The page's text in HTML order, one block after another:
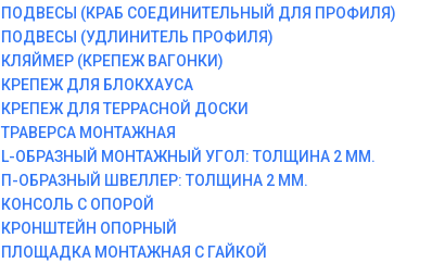
ПОДВЕСЫ (КРАБ СОЕДИНИТЕЛЬНЫЙ ДЛЯ ПРОФИЛЯ)
ПОДВЕСЫ (УДЛИНИТЕЛЬ ПРОФИЛЯ)
КЛЯЙМЕР (КРЕПЕЖ ВАГОНКИ)
КРЕПЕЖ ДЛЯ БЛОКХАУСА
КРЕПЕЖ ДЛЯ ТЕРРАСНОЙ ДОСКИ
ТРАВЕРСА МОНТАЖНАЯ
L-ОБРАЗНЫЙ МОНТАЖНЫЙ УГОЛ: ТОЛЩИНА 2 ММ.
П-ОБРАЗНЫЙ ШВЕЛЛЕР: ТОЛЩИНА 2 ММ.
КОНСОЛЬ С ОПОРОЙ
КРОНШТЕЙН ОПОРНЫЙ
ПЛОЩАДКА МОНТАЖНАЯ С ГАЙКОЙ